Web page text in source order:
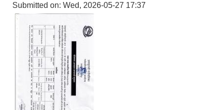
Submitted on: Wed, 2026-05-27 17:37